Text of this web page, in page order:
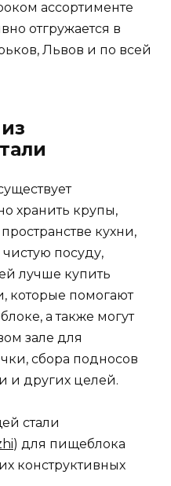
ассортименте
отгружается в
Львов и по всей
хранить крупы,
кухни,
посуду,
лучше купить
которые помогают
а также могут
зале для
сбора подносов
и других целей.
стали
) для пищеблока
конструктивных